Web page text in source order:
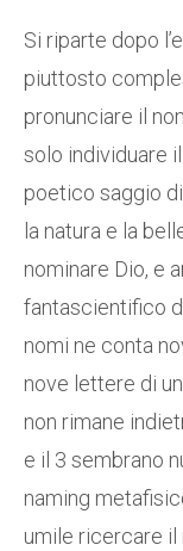
Si riparte dopo
piuttosto
pronunciare il
solo individuare
poetico saggio
la natura e la
nominare Dio, e
fantascientifico
nomi ne conta
nove lettere di
non rimane
e il 3 sembrano
naming
umile ricercare il